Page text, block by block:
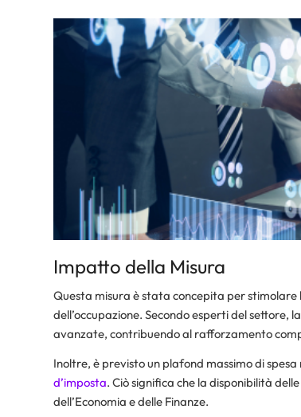
Impatto della Misura
Questa misura è stata concepita per stimolare
dell’occupazione. Secondo esperti del settore,
avanzate, contribuendo al rafforzamento
Inoltre, è previsto un plafond massimo di
d’imposta. Ciò significa che la disponibilità
dell’Economia e delle Finanze.